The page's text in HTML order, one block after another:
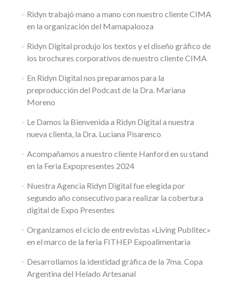
Ridyn trabajó mano a mano con nuestro cliente CIMA
en la organización del Mamapalooza
Ridyn Digital produjo los textos y el diseño gráfico de
los brochures corporativos de nuestro cliente CIMA
En Ridyn Digital nos preparamos para la
preproducción del Podcast de la Dra. Mariana
Moreno
Le Damos la Bienvenida a Ridyn Digital a nuestra
nueva clienta, la Dra. Luciana Pisarenco
Acompañamos a nuestro cliente Hanford en su stand
en la Feria Expopresentes 2024
Nuestra Agencia Ridyn Digital fue elegida por
segundo año consecutivo para realizar la cobertura
digital de Expo Presentes
Organizamos el ciclo de entrevistas «Living Publitec»
en el marco de la feria FITHEP Expoalimentaria
Desarrollamos la identidad gráfica de la 7ma. Copa
Argentina del Helado Artesanal